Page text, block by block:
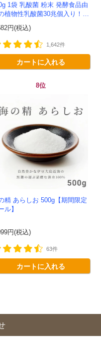
1袋 乳酸菌 粉末 発酵食品由
植物性乳酸菌30兆個入り！有
定 -かわしま屋- 【送料無
*メ...
円(税込)
1,642件
カートに入れる
8位
精 あらしお 500g【期間限定
ル】
円(税込)
63件
カートに入れる